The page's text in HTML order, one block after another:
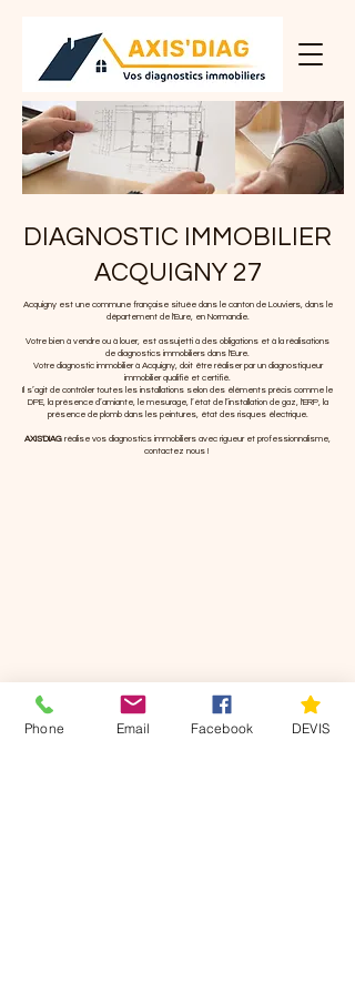
DIAGNOSTIC IMMOBILIER
ACQUIGNY 27
Acquigny est une commune française située dans le canton de Louviers, dans le
département de l'Eure, en Normandie.
Votre bien à vendre ou à louer, est assujetti à des obligations et à la réalisations
de diagnostics immobiliers dans l'Eure.
Votre diagnostic immobilier à Acquigny, doit être réaliser par un diagnostiqueur
immobilier qualifié et certifié.
Il s’agit de contrôler toutes les installations selon des éléments précis comme le
DPE, la présence d’amiante, le mesurage, l’état de l’installation de gaz, l'ERP, la
présence de plomb dans les peintures, état des risques électrique.
AXIS'DIAG réalise vos diagnostics immobiliers avec rigueur et professionnalisme,
contactez nous !
Phone Email Facebook DEVIS